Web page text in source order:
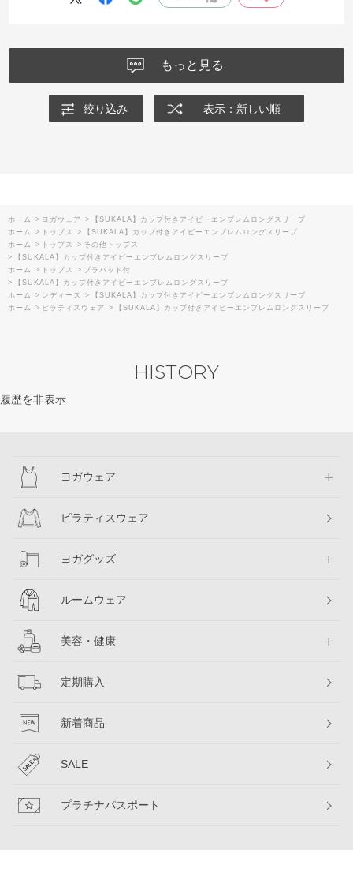
もっと見る
絞り込み 表示：新しい順
ホーム > ヨガウェア >
【SUKALA】カップ付きアイビーエンブレムロングスリーブ
ホーム
> トップス >
【SUKALA】カップ付きアイビーエンブレムロングスリーブ
ホーム
> トップス > その他トップス
>
【SUKALA】カップ付きアイビーエンブレムロングスリーブ
ホーム
> トップス > ブラパッド付
>
【SUKALA】カップ付きアイビーエンブレムロングスリーブ
ホーム
> レディース >
【SUKALA】カップ付きアイビーエンブレムロングスリーブ
ホーム
> ピラティスウェア > 【SUKALA】カップ付きアイビーエンブレムロングスリーブ
HISTORY
履歴を非表示
ヨガウェア
ピラティスウェア
ヨガグッズ
ルームウェア
美容・健康
定期購入
新着商品
SALE
プラチナパスポート